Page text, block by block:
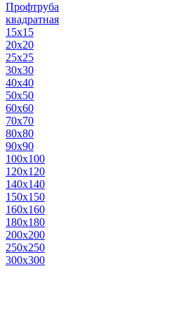
Профтруба
квадратная
15х15
20х20
25х25
30х30
40х40
50х50
60х60
70х70
80х80
90х90
100х100
120х120
140х140
150х150
160х160
180х180
200х200
250х250
300х300